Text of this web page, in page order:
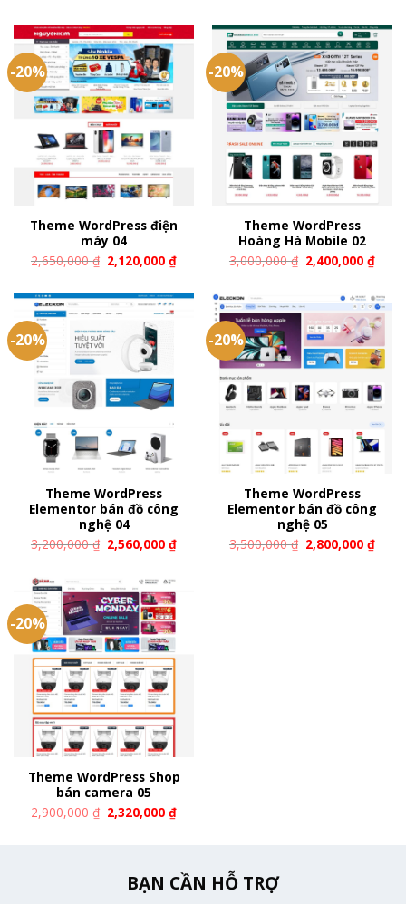
-20%
Theme WordPress điện
máy 04
2,650,000₫ 2,120,000₫
-20%
Theme WordPress
Hoàng Hà Mobile 02
3,000,000₫ 2,400,000₫
-20%
Theme WordPress
Elementor bán đồ công
nghệ 04
3,200,000₫ 2,560,000₫
-20%
Theme WordPress
Elementor bán đồ công
nghệ 05
3,500,000₫ 2,800,000₫
-20%
Theme WordPress Shop
bán camera 05
2,900,000₫ 2,320,000₫
BẠN CẦN HỖ TRỢ